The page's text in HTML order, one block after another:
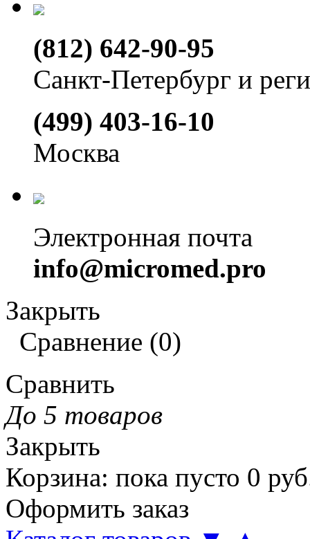
(812) 642-90-95
Санкт-Петербург и
(499) 403-16-10
Москва
Электронная почта
info@micromed.pro
Закрыть
Сравнение (0)
Сравнить
До 5 товаров
Закрыть
Корзина: пока пусто 0
Оформить заказ